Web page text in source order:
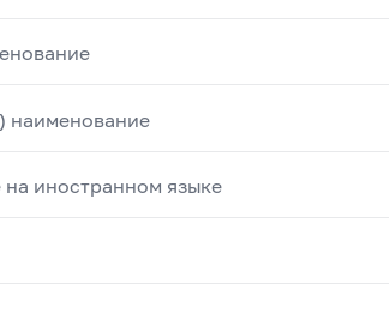
наименование
иностранном языке